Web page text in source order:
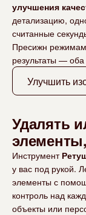
улучшения
детализацию,
считанные
Пресижн
результаты —
Улучшить
Удалять
Инструмент
у вас под рукой.
элементы с
контроль над
объекты или